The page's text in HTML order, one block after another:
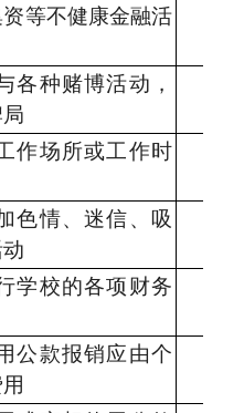
等不健康金融活
各种赌博活动 ，
作场所或工作时
色情、迷信、 吸
学校的各项财务
公款报销应由个